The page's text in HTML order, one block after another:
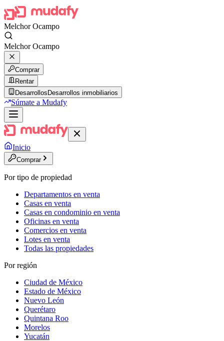
Melchor Ocampo
Melchor Ocampo
Comprar
Rentar
Desarrollos Desarrollos inmobiliarios
Súmate a Mudafy
Inicio
Comprar
Por tipo de propiedad
Departamentos en venta
Casas en venta
Casas en condominio en venta
Oficinas en venta
Comercios en venta
Lotes en venta
Todas las propiedades
Por región
Ciudad de México
Estado de México
Nuevo León
Querétaro
Quintana Roo
Morelos
Yucatán